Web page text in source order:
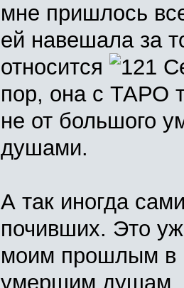
мне пришлось
ей навешала за
относится
пор, она с ТАРО
не от большого
душами.
А так иногда
почивших. Это
моим прошлым в
умершим душам.